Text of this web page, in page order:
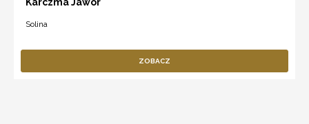
Karczma Jawor
Solina
ZOBACZ